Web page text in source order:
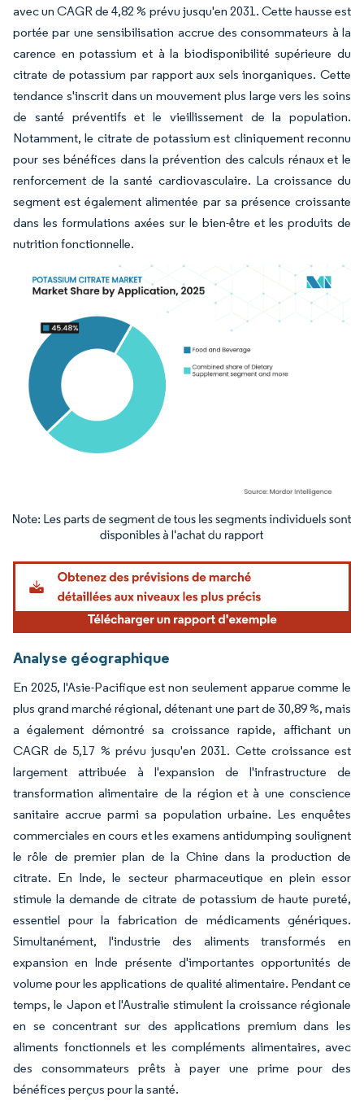
avec un CAGR de 4,82 % prévu jusqu'en 2031. Cette hausse est
portée par une sensibilisation accrue des consommateurs à la
carence en potassium et à la biodisponibilité supérieure du
citrate de potassium par rapport aux sels inorganiques. Cette
tendance s'inscrit dans un mouvement plus large vers les soins
de santé préventifs et le vieillissement de la population.
Notamment, le citrate de potassium est cliniquement reconnu
pour ses bénéfices dans la prévention des calculs rénaux et le
renforcement de la santé cardiovasculaire. La croissance du
segment est également alimentée par sa présence croissante
dans les formulations axées sur le bien-être et les produits de
nutrition fonctionnelle.
Image © Mordor Intelligence. La réutilisation nécessite une attribution sous CC BY
Analyse géographique
En 2025, l'Asie-Pacifique est non seulement apparue comme le
plus grand marché régional, détenant une part de 30,89 %, mais
a également démontré sa croissance rapide, affichant un
CAGR de 5,17 % prévu jusqu'en 2031. Cette croissance est
largement attribuée à l'expansion de l'infrastructure de
transformation alimentaire de la région et à une conscience
sanitaire accrue parmi sa population urbaine. Les enquêtes
commerciales en cours et les examens antidumping soulignent
le rôle de premier plan de la Chine dans la production de
citrate. En Inde, le secteur pharmaceutique en plein essor
stimule la demande de citrate de potassium de haute pureté,
essentiel pour la fabrication de médicaments génériques.
Simultanément, l'industrie des aliments transformés en
expansion en Inde présente d'importantes opportunités de
volume pour les applications de qualité alimentaire. Pendant ce
temps, le Japon et l'Australie stimulent la croissance régionale
en se concentrant sur des applications premium dans les
aliments fonctionnels et les compléments alimentaires, avec
des consommateurs prêts à payer une prime pour des
bénéfices perçus pour la santé.